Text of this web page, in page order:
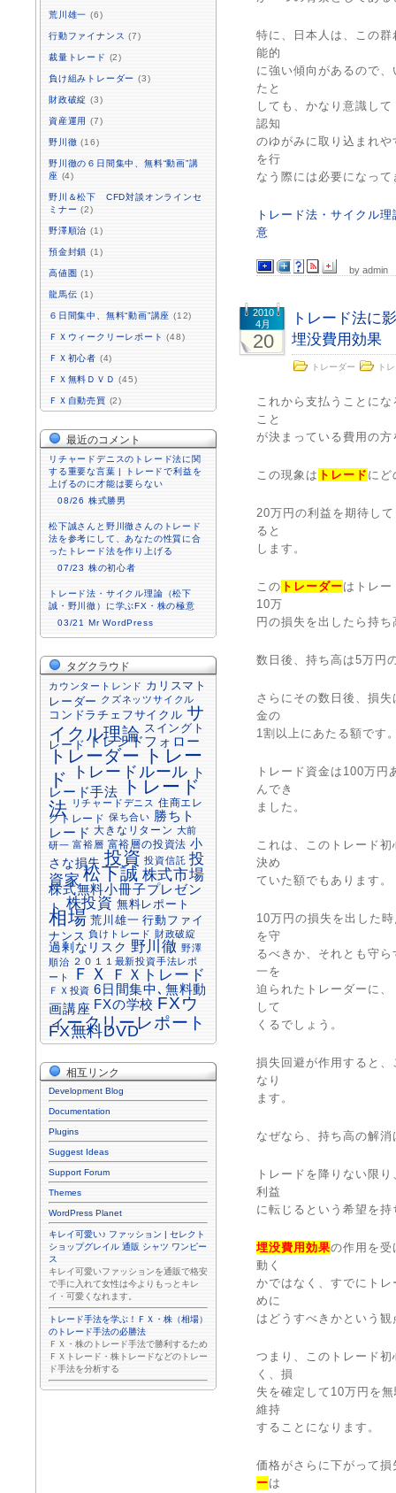
特に、日本人は、この
能的
に強い傾向があるので
たと
しても、かなり意識し
認知
のゆがみに取り込まれ
を行
なう際には必要になって
トレード法・サイクル
意
by admin
2010
4月
20
トレード法に
埋没費用効果
トレーダー ト
これから支払うことに
こと
が決まっている費用の
この現象は トレード にど
20万円の利益を期待し
ると
します。
この トレーダーはトレ
10万
円の損失を出したら持
数日後、持ち高は5万円
さらにその数日後、損
金の
1割以上にあたる額です
トレード資金は100万
んでき
ました。
これは、このトレード
決め
ていた額でもあります。
10万円の損失を出した
を守
るべきか、それとも守
一を
迫られたトレーダーに、
して
くるでしょう。
損失回避が作用すると
なり
ます。
なぜなら、持ち高の解
トレードを降りない限
利益
に転じるという希望を
埋没費用効果の作用を受
動く
かではなく、すでにト
めに
はどうすべきかという
つまり、このトレード
く、損
失を確定して10万円を
維持
することになります。
価格がさらに下がって
ーは
荒川雄一 (6)
行動ファイナンス (7)
裁量トレード (2)
負け組みトレーダー (3)
財政破綻 (3)
資産運用 (7)
野川徹 (16)
野川徹の６日間集中、無料“動画”講
座 (4)
野川＆松下 CFD対談オンラインセ
ミナー (2)
野澤順治 (1)
預金封鎖 (1)
高値圏 (1)
龍馬伝 (1)
６日間集中、無料“動画”講座 (12)
ＦＸウィークリーレポート (48)
ＦＸ初心者 (4)
ＦＸ無料ＤＶＤ (45)
ＦＸ自動売買 (2)
最近のコメント
リチャードデニスのトレード法に関
する重要な言葉 | トレードで利益を
上げるのに才能は要らない
08/26 株式勝男
松下誠さんと野川徹さんのトレード
法を参考にして、あなたの性質に合
ったトレード法を作り上げる
07/23 株の初心者
トレード法・サイクル理論（松下
誠・野川徹）に学ぶFX・株の極意
03/21
Mr WordPress
タグクラウド
カウンタートレンド カリスマト
レーダー クズネッツサイクル
コンドラチェフサイクル サ
イクル理論 スイングト
レード トレンドフォロー
トレーダー トレー
ド トレードルール ト
レード手法 トレード
法 リチャードデニス 住商エレ
クトレード 保ち合い 勝ちト
レード 大きなリターン 大前
研一 富裕層 富裕層の投資法 小
さな損失 投資 投資信託 投
資家 松下誠 株式市場
株式無料小冊子プレゼン
ト 株投資 無料レポート
相場 荒川雄一 行動ファイ
ナンス 負けトレード 財政破綻
過剰なリスク 野川徹 野澤
順治 ２０１１最新投資手法レポ
ート ＦＸ ＦＸトレード
ＦＸ投資 6日間集中､無料動
画講座 FXの学校 FXウ
ィークリーレポート
FX無料DVD
相互リンク
Development Blog
Documentation
Plugins
Suggest Ideas
Support Forum
Themes
WordPress Planet
キレイ可愛い♪ ファッション | セレクト
ショップグレイル 通販 シャツ ワンピー
ス
キレイ可愛いファッションを通販で格安
で手に入れて女性は今よりもっとキレ
イ・可愛くなれます。
トレード手法を学ぶ！ＦＸ・株（相場）
のトレード手法の必勝法
ＦＸ・株のトレード手法で勝利するため
ＦＸトレード・株トレードなどのトレー
ド手法を分析する